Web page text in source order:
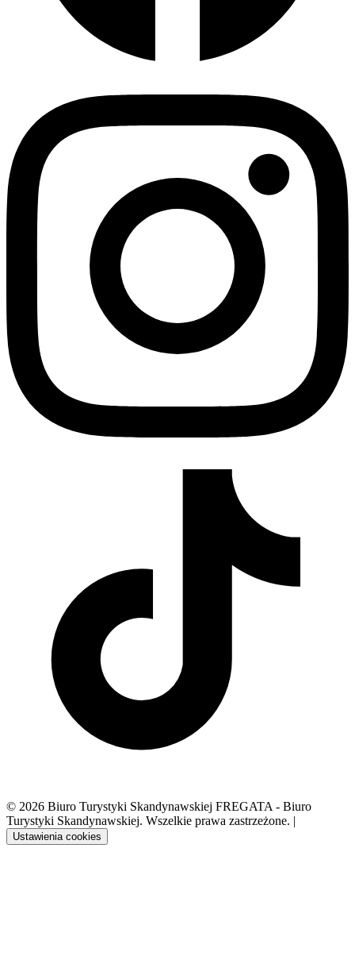
© 2026 Biuro Turystyki Skandynawskiej FREGATA - Biuro
Turystyki Skandynawskiej. Wszelkie prawa zastrzeżone. |
Ustawienia cookies